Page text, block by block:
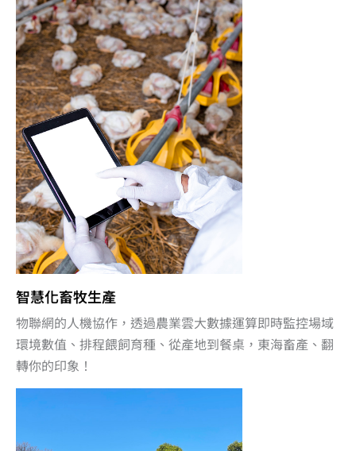
智慧化畜牧生產
物聯網的人機協作，透過農業雲大數據運算即時監控場域
環境數值、排程餵飼育種、從產地到餐桌，東海畜產、翻
轉你的印象！